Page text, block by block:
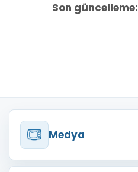
Son güncelleme:
Medya